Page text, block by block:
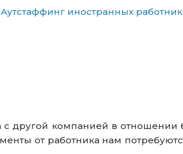
Аутстаффинг иностранных
другой компанией в отношении
от работника нам